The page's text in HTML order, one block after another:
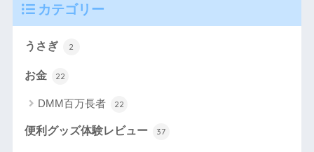
カテゴリー
うさぎ 2
お金 22
DMM百万長者 22
便利グッズ体験レビュー 37